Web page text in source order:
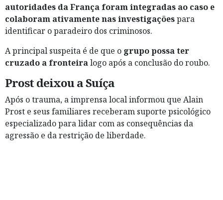
autoridades da França foram integradas ao caso e
colaboram ativamente nas investigaçõespara
identificar o paradeiro dos criminosos.
A principal suspeita é de que o grupo possa ter
cruzado a fronteiralogo após a conclusão do roubo.
Prost deixou a Suíça
Após o trauma, a imprensa local informou que Alain
Prost e seus familiares receberam suporte psicológico
especializado para lidar com as consequências da
agressão e da restrição de liberdade.